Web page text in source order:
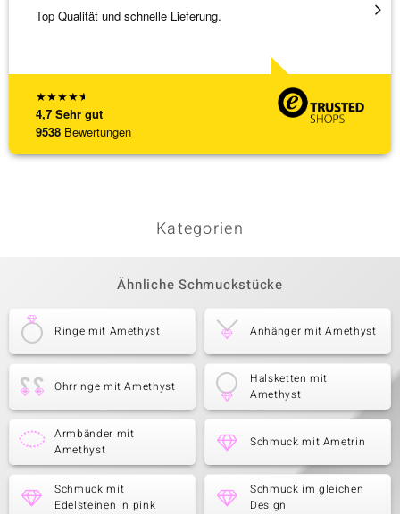
★★★★★
4,7 Sehr gut
9538 Bewertungen
Top Qualität und schnelle Lieferung.
Kategorien
Ähnliche Schmuckstücke
Ringe mit Amethyst Anhänger mit Amethyst
Ohrringe mit Amethyst
Halsketten mit
Amethyst
Armbänder mit
Amethyst
Schmuck mit Ametrin
Schmuck mit
Edelsteinen in pink
Schmuck im gleichen
Design